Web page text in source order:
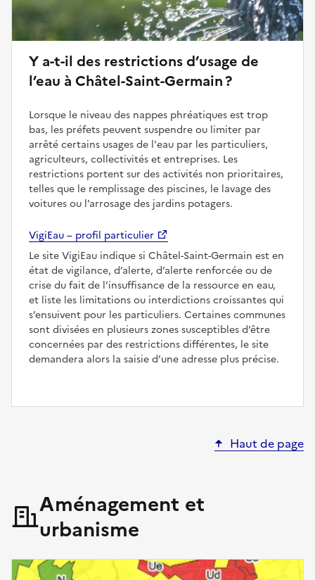
Y a-t-il des restrictions d’usage de
l’eau à Châtel-Saint-Germain ?
Lorsque le niveau des nappes phréatiques est trop
bas, les préfets peuvent suspendre ou limiter par
arrêté certains usages de l'eau par les particuliers,
agriculteurs, collectivités et entreprises. Les
restrictions portent sur des activités non prioritaires,
telles que le remplissage des piscines, le lavage des
voitures ou l’arrosage des jardins potagers.
VigiEau – profil particulier
Le site VigiEau indique si Châtel-Saint-Germain est en
état de vigilance, d’alerte, d’alerte renforcée ou de
crise du fait de l’insuffisance de la ressource en eau,
et liste les limitations ou interdictions croissantes qui
s’ensuivent pour les particuliers. Certaines communes
sont divisées en plusieurs zones susceptibles d’être
concernées par des restrictions différentes, le site
demandera alors la saisie d’une adresse plus précise.
Haut de page
Aménagement et
urbanisme